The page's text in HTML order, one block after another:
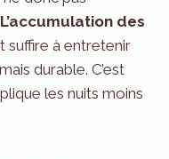
L’accumulation des
suffire à entretenir
durable. C’est
les nuits moins